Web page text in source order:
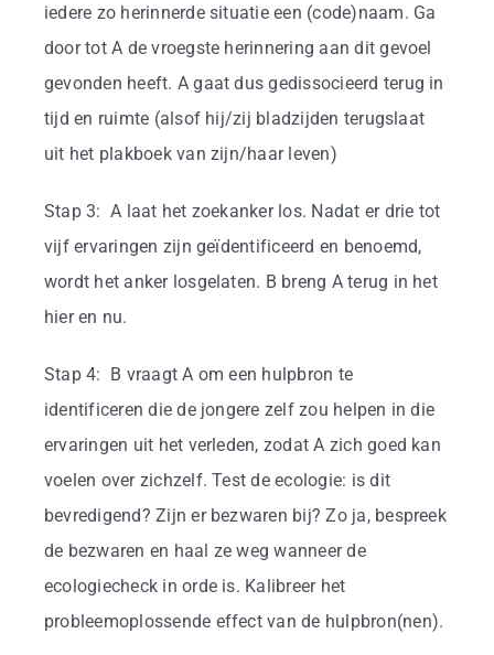
iedere zo herinnerde situatie een (code)naam. Ga
door tot A de vroegste herinnering aan dit gevoel
gevonden heeft. A gaat dus gedissocieerd terug in
tijd en ruimte (alsof hij/zij bladzijden terugslaat
uit het plakboek van zijn/haar leven)
Stap 3: A laat het zoekanker los. Nadat er drie tot
vijf ervaringen zijn geïdentificeerd en benoemd,
wordt het anker losgelaten. B breng A terug in het
hier en nu.
Stap 4: B vraagt A om een hulpbron te
identificeren die de jongere zelf zou helpen in die
ervaringen uit het verleden, zodat A zich goed kan
voelen over zichzelf. Test de ecologie: is dit
bevredigend? Zijn er bezwaren bij? Zo ja, bespreek
de bezwaren en haal ze weg wanneer de
ecologiecheck in orde is. Kalibreer het
probleemoplossende effect van de hulpbron(nen).